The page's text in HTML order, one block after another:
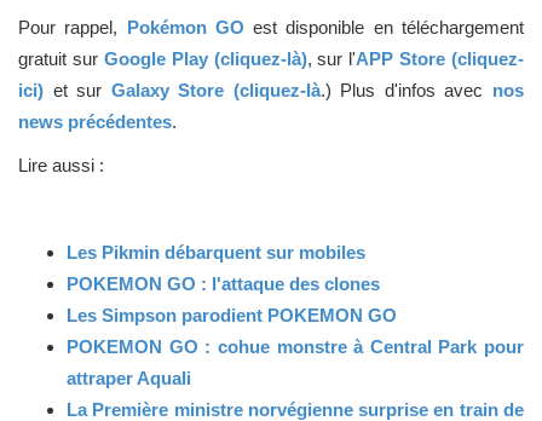
Pour rappel, Pokémon GO est disponible en téléchargement
gratuit sur Google Play (cliquez-là), sur l'APP Store (cliquez-
ici) et sur Galaxy Store (cliquez-là.) Plus d'infos avec nos
news précédentes.
Lire aussi :
Les Pikmin débarquent sur mobiles
POKEMON GO : l'attaque des clones
Les Simpson parodient POKEMON GO
POKEMON GO : cohue monstre à Central Park pour
attraper Aquali
La Première ministre norvégienne surprise en train de